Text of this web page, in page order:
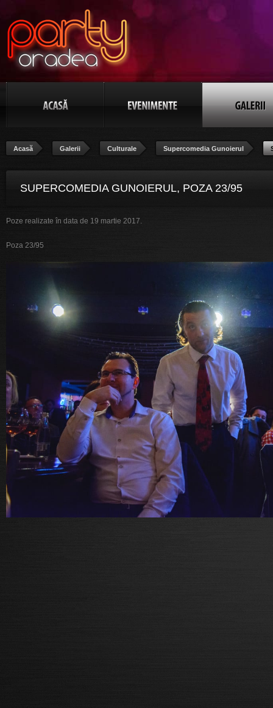
Acasă Galerii Culturale Supercomedia Gunoierul
SUPERCOMEDIA GUNOIERUL, POZA 23/95
Poze realizate în data de 19 martie 2017.
Poza 23/95